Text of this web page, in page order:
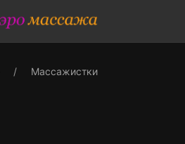
Массажистки